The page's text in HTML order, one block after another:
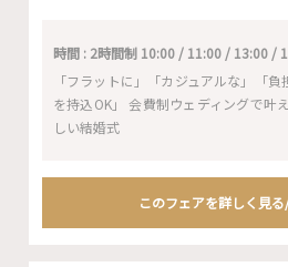
時間 : 2時間制 10:00 / 11:00 / 13:00 /
「フラットに」「カジュアルな」「
を持込OK」 会費制ウェディングで叶
しい結婚式
このフェアを詳しく見